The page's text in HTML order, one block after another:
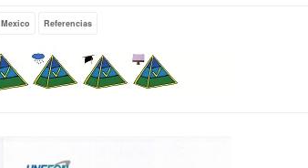
Mexico Referencias